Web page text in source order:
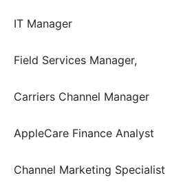
IT Manager
Field Services Manager,
Carriers Channel Manager
AppleCare Finance Analyst
Channel Marketing Specialist